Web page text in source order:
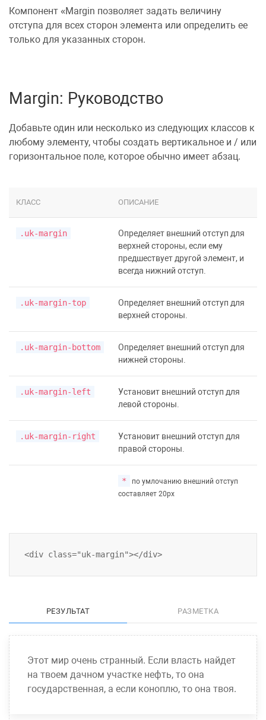
Компонент Margin позволяет задать величину
отступа для всех сторон элемента или определить ее
только для указанных сторон.
Margin: Руководство
Добавьте один или несколько из следующих классов к
любому элементу, чтобы создать вертикальное и / или
горизонтальное поле, которое обычно имеет абзац.
КЛАСС ОПИСАНИЕ
.uk-margin
Определяет внешний отступ для
верхней стороны, если ему
предшествует другой элемент, и
всегда нижний отступ.
.uk-margin-top
Определяет внешний отступ для
верхней стороны.
.uk-margin-bottom
Определяет внешний отступ для
нижней стороны.
.uk-margin-left
Установит внешний отступ для
левой стороны.
.uk-margin-right
Установит внешний отступ для
правой стороны.
*
по умлочанию внешний отступ
составляет 20px
РЕЗУЛЬТАТ РАЗМЕТКА
Этот мир очень странный. Если власть найдет
на твоем дачном участке нефть, то она
государственная, а если коноплю, то она твоя.